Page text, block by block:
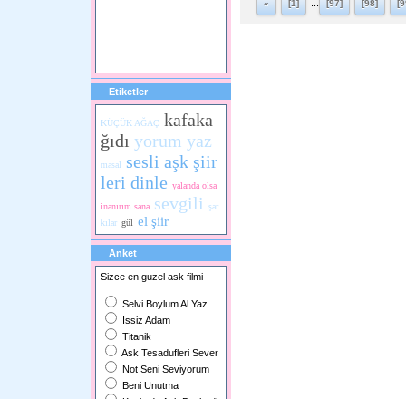
Etiketler
KÜÇÜK AĞAÇ kafaka
ğıdı yorum yaz
masal
sesli aşk şiir
leri dinle yalanda olsa
inanırım sana sevgili
şar
kılar gül el şiir
Anket
Sizce en guzel ask filmi
Selvi Boylum Al Yaz.
Issiz Adam
Titanik
Ask Tesadufleri Sever
Not Seni Seviyorum
Beni Unutma
« [1] [97] [98]